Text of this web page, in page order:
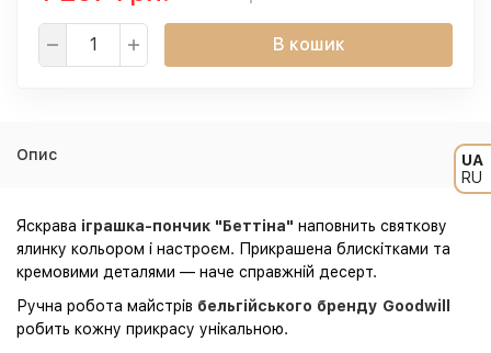
UA
RU
В кошик
Опис
Яскрава іграшка-пончик "Беттіна" наповнить святкову
ялинку кольором і настроєм. Прикрашена блискітками та
кремовими деталями — наче справжній десерт.
Ручна робота майстрів бельгійського бренду Goodwill
робить кожну прикрасу унікальною.